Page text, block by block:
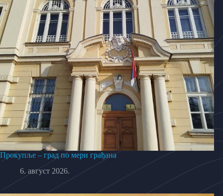
Прокупље – град по мери грађана
6. август 2026.